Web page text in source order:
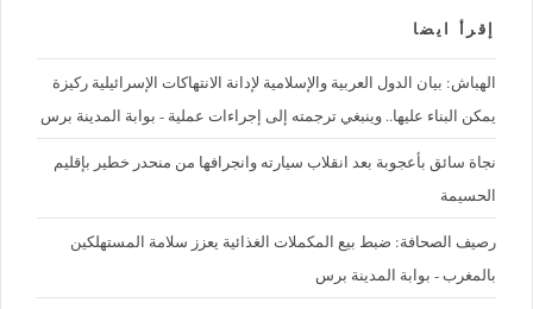
إقرأ ايضا
الهباش: بيان الدول العربية والإسلامية لإدانة الانتهاكات الإسرائيلية ركيزة
يمكن البناء عليها.. وينبغي ترجمته إلى إجراءات عملية - بوابة المدينة برس
نجاة سائق بأعجوبة بعد انقلاب سيارته وانجرافها من منحدر خطير بإقليم
الحسيمة
رصيف الصحافة: ضبط بيع المكملات الغذائية يعزز سلامة المستهلكين
بالمغرب - بوابة المدينة برس